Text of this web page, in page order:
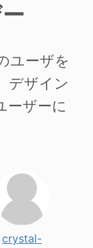
ユーザを
デザイン
ーザーに
crystal-